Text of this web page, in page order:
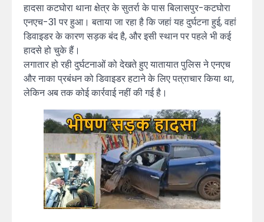
हादसा कटघोरा थाना क्षेत्र के सुतर्रा के पास बिलासपुर-कटघोरा
एनएच-31 पर हुआ। बताया जा रहा है कि जहां यह दुर्घटना हुई, वहां
डिवाइडर के कारण सड़क बंद है, और इसी स्थान पर पहले भी कई
हादसे हो चुके हैं।
लगातार हो रही दुर्घटनाओं को देखते हुए यातायात पुलिस ने एनएच
और नाका प्रबंधन को डिवाइडर हटाने के लिए पत्राचार किया था,
लेकिन अब तक कोई कार्रवाई नहीं की गई है।